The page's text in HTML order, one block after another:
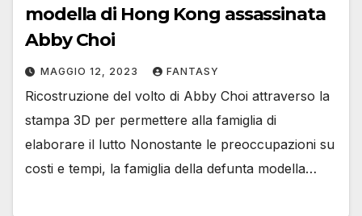
modella di Hong Kong assassinata
Abby Choi
MAGGIO 12, 2023 FANTASY
Ricostruzione del volto di Abby Choi attraverso la
stampa 3D per permettere alla famiglia di
elaborare il lutto Nonostante le preoccupazioni su
costi e tempi, la famiglia della defunta modella…